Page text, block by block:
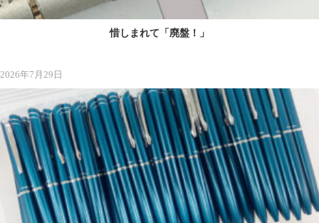
惜しまれて「廃盤！」
2026年7月29日